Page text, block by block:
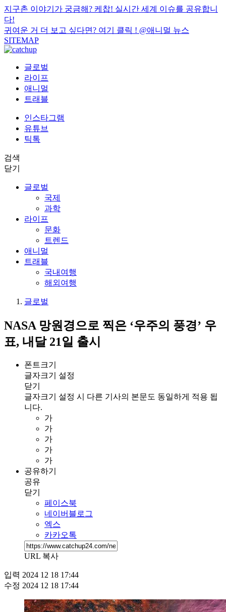
지구촌 이야기가 궁금해? 케찹! 실시간 세계 이슈를 공유합니
다!
귀여운 거 더 보고 싶다면? 여기 클릭 ! @애니멀 뉴스
SITEMAP
글로벌
라이프
애니멀
트래블
인스타그램
유튜브
틱톡
검색
닫기
글로벌
국제
과학
라이프
문화
트렌드
애니멀
트래블
국내여행
해외여행
글로벌
NASA 망원경으로 찍은 ‘우주의 풍경’ 우
표, 내달 21일 출시
폰트크기
글자크기 설정
닫기
글자크기 설정 시 다른 기사의 본문도 동일하게 적용 됩
니다.
가
가
가
가
가
공유하기
공유
닫기
페이스북
네이버블로그
엑스
카카오톡
URL 복사
입력 2024 12 18 17:44
수정 2024 12 18 17:44